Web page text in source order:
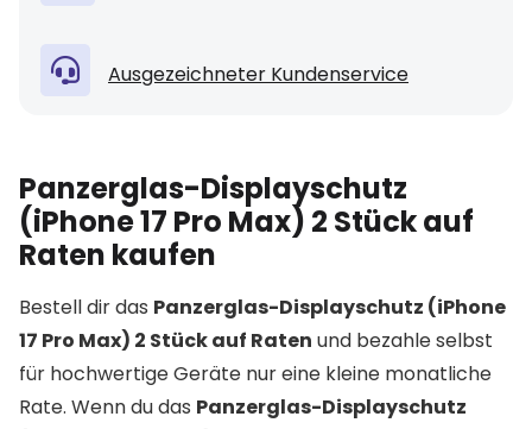
Ausgezeichneter Kundenservice
Panzerglas-Displayschutz
(iPhone 17 Pro Max) 2 Stück auf
Raten kaufen
Bestell dir das Panzerglas-Displayschutz (iPhone
17 Pro Max) 2 Stück auf Raten und bezahle selbst
für hochwertige Geräte nur eine kleine monatliche
Rate. Wenn du das Panzerglas-Displayschutz